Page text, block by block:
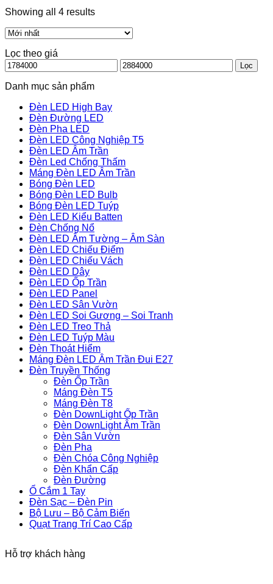
Showing all 4 results
Lọc theo giá
Giá
thấp
nhất
Giá
cao
Lọc
Danh mục sản phẩm
Đèn LED High Bay
Đèn Đường LED
Đèn Pha LED
Đèn LED Công Nghiệp T5
Đèn LED Âm Trần
Đèn Led Chống Thấm
Máng Đèn LED Âm Trần
Bóng Đèn LED
Bóng Đèn LED Bulb
Bóng Đèn LED Tuýp
Đèn LED Kiểu Batten
Đèn Chống Nổ
Đèn LED Âm Tường – Âm Sàn
Đèn LED Chiếu Điểm
Đèn LED Chiếu Vách
Đèn LED Dây
Đèn LED Ốp Trần
Đèn LED Panel
Đèn LED Sân Vườn
Đèn LED Soi Gương – Soi Tranh
Đèn LED Treo Thả
Đèn LED Tuýp Màu
Đèn Thoát Hiểm
Máng Đèn LED Âm Trần Đui E27
Đèn Truyền Thống
Đèn Ốp Trần
Máng Đèn T5
Máng Đèn T8
Đèn DownLight Ốp Trần
Đèn DownLight Âm Trần
Đèn Sân Vườn
Đèn Pha
Đèn Chóa Công Nghiệp
Đèn Khẩn Cấp
Đèn Đường
Ổ Cắm 1 Tay
Đèn Sạc – Đèn Pin
Bộ Lưu – Bộ Cảm Biến
Quạt Trang Trí Cao Cấp
Hỗ trợ khách hàng